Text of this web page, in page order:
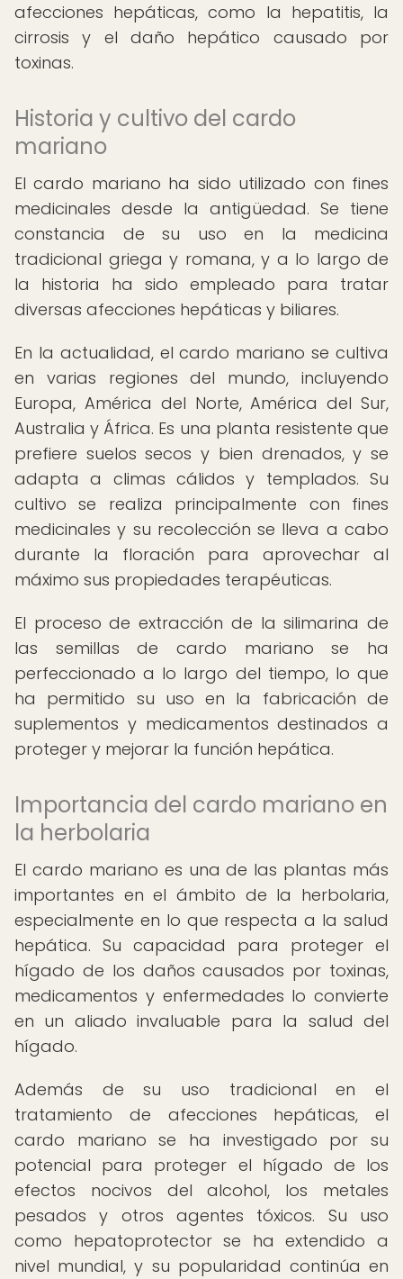
afecciones hepáticas, como la hepatitis, la
cirrosis y el daño hepático causado por
toxinas.
Historia y cultivo del cardo
mariano
El cardo mariano ha sido utilizado con fines
medicinales desde la antigüedad. Se tiene
constancia de su uso en la medicina
tradicional griega y romana, y a lo largo de
la historia ha sido empleado para tratar
diversas afecciones hepáticas y biliares.
En la actualidad, el cardo mariano se cultiva
en varias regiones del mundo, incluyendo
Europa, América del Norte, América del Sur,
Australia y África. Es una planta resistente que
prefiere suelos secos y bien drenados, y se
adapta a climas cálidos y templados. Su
cultivo se realiza principalmente con fines
medicinales y su recolección se lleva a cabo
durante la floración para aprovechar al
máximo sus propiedades terapéuticas.
El proceso de extracción de la silimarina de
las semillas de cardo mariano se ha
perfeccionado a lo largo del tiempo, lo que
ha permitido su uso en la fabricación de
suplementos y medicamentos destinados a
proteger y mejorar la función hepática.
Importancia del cardo mariano en
la herbolaria
El cardo mariano es una de las plantas más
importantes en el ámbito de la herbolaria,
especialmente en lo que respecta a la salud
hepática. Su capacidad para proteger el
hígado de los daños causados por toxinas,
medicamentos y enfermedades lo convierte
en un aliado invaluable para la salud del
hígado.
Además de su uso tradicional en el
tratamiento de afecciones hepáticas, el
cardo mariano se ha investigado por su
potencial para proteger el hígado de los
efectos nocivos del alcohol, los metales
pesados y otros agentes tóxicos. Su uso
como hepatoprotector se ha extendido a
nivel mundial, y su popularidad continúa en